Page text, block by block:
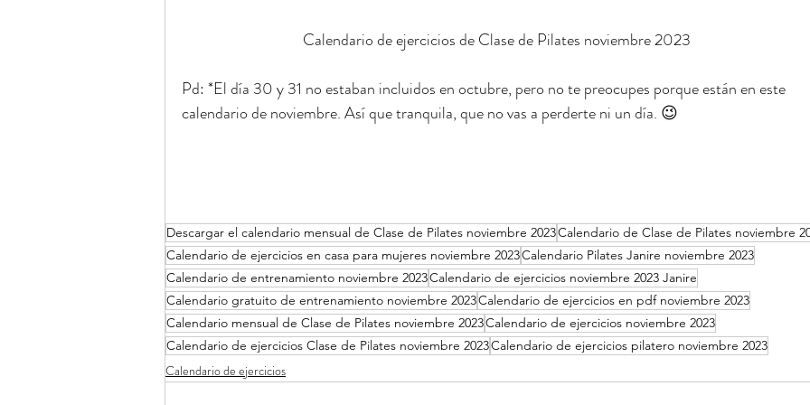
Calendario de ejercicios de Clase de Pilates noviembre 2023
Pd: *El día 30 y 31 no estaban incluidos en octubre, pero no te preocupes porque están en este
calendario de noviembre. Así que tranquila, que no vas a perderte ni un día. 😉
Descargar el calendario mensual de Clase de Pilates noviembre 2023Calendario de Clase de Pilates noviembre
Calendario de ejercicios en casa para mujeres noviembre 2023Calendario Pilates Janire noviembre 2023
Calendario de entrenamiento noviembre 2023Calendario de ejercicios noviembre 2023 Janire
Calendario gratuito de entrenamiento noviembre 2023Calendario de ejercicios en pdf noviembre 2023
Calendario mensual de Clase de Pilates noviembre 2023Calendario de ejercicios noviembre 2023
Calendario de ejercicios Clase de Pilates noviembre 2023Calendario de ejercicios pilatero noviembre 2023
Calendario de ejercicios